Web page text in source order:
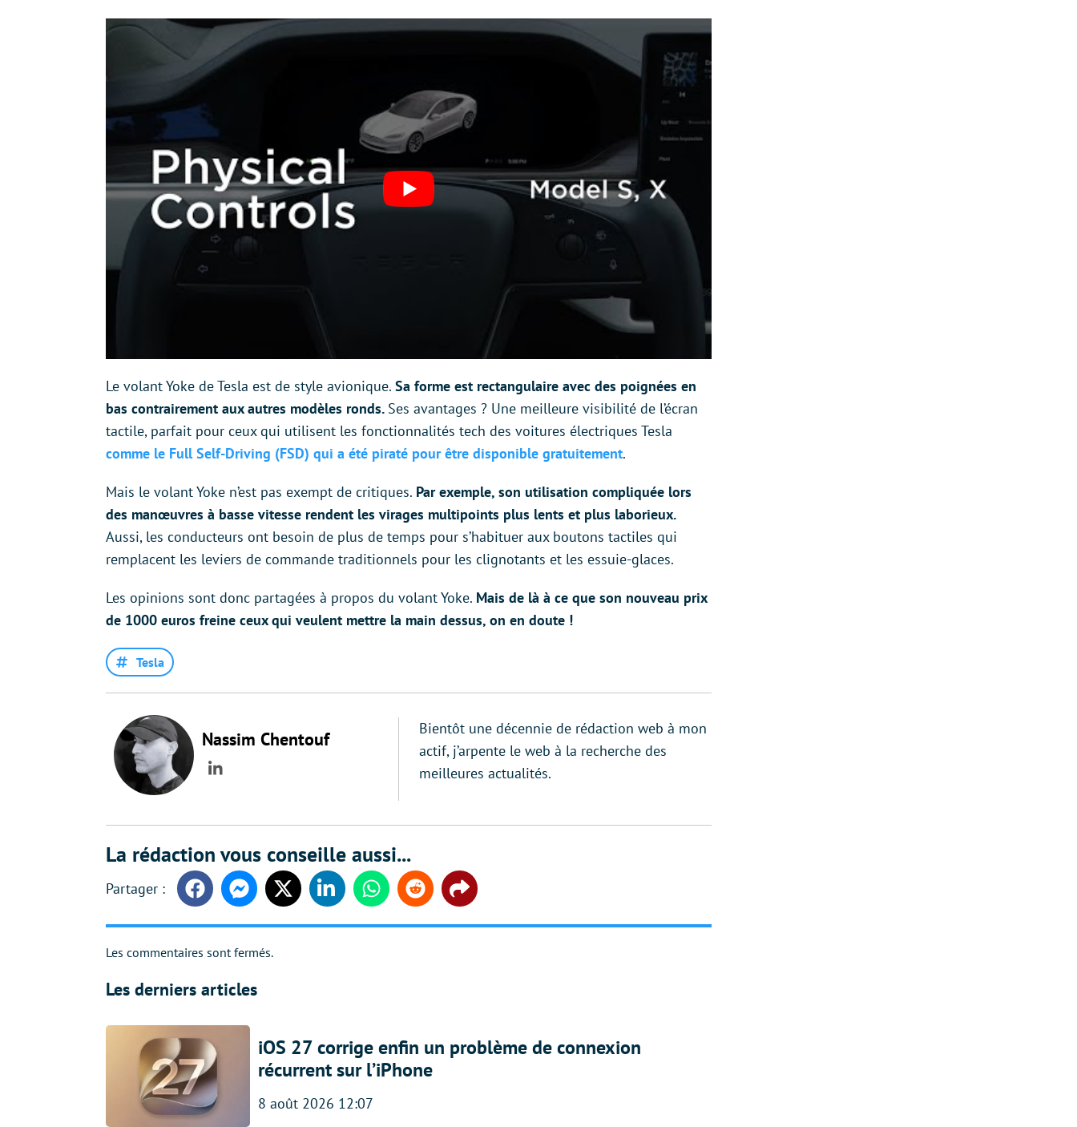
Le volant Yoke de Tesla est de style avionique. Sa forme est rectangulaire avec des poignées en
bas contrairement aux autres modèles ronds. Ses avantages ? Une meilleure visibilité de l’écran
tactile, parfait pour ceux qui utilisent les fonctionnalités tech des voitures électriques Tesla
comme le Full Self-Driving (FSD) qui a été piraté pour être disponible gratuitement.
Mais le volant Yoke n’est pas exempt de critiques. Par exemple, son utilisation compliquée lors
des manœuvres à basse vitesse rendent les virages multipoints plus lents et plus laborieux.
Aussi, les conducteurs ont besoin de plus de temps pour s’habituer aux boutons tactiles qui
remplacent les leviers de commande traditionnels pour les clignotants et les essuie-glaces.
Les opinions sont donc partagées à propos du volant Yoke. Mais de là à ce que son nouveau prix
de 1000 euros freine ceux qui veulent mettre la main dessus, on en doute !
Tesla
Nassim Chentouf
LinkedIn
Bientôt une décennie de rédaction web à mon
actif, j’arpente le web à la recherche des
meilleures actualités.
La rédaction vous conseille aussi...
FacebookMessengerTwitter LinkedinWhatsappReddit Share
Les commentaires sont fermés.
Les derniers articles
iOS 27 corrige enfin un problème de connexion
récurrent sur l’iPhone
8 août 2026 12:07